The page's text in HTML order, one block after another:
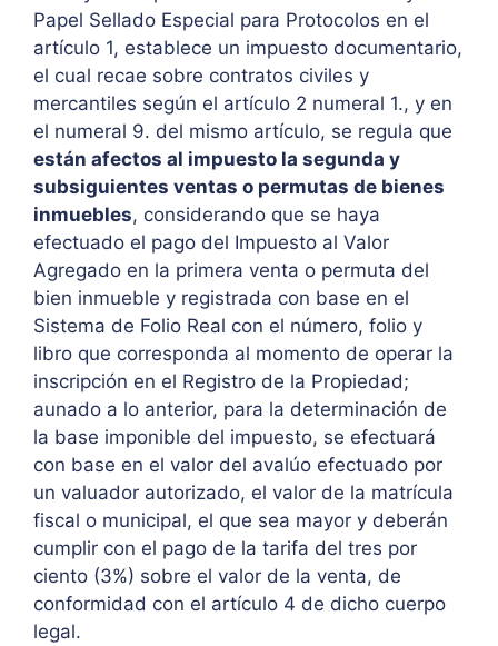
Papel Sellado Especial para Protocolos en el
artículo 1, establece un impuesto documentario,
el cual recae sobre contratos civiles y
mercantiles según el artículo 2 numeral 1., y en
el numeral 9. del mismo artículo, se regula que
están afectos al impuesto la segunda y
subsiguientes ventas o permutas de bienes
inmuebles, considerando que se haya
efectuado el pago del Impuesto al Valor
Agregado en la primera venta o permuta del
bien inmueble y registrada con base en el
Sistema de Folio Real con el número, folio y
libro que corresponda al momento de operar la
inscripción en el Registro de la Propiedad;
aunado a lo anterior, para la determinación de
la base imponible del impuesto, se efectuará
con base en el valor del avalúo efectuado por
un valuador autorizado, el valor de la matrícula
fiscal o municipal, el que sea mayor y deberán
cumplir con el pago de la tarifa del tres por
ciento (3%) sobre el valor de la venta, de
conformidad con el artículo 4 de dicho cuerpo
legal.